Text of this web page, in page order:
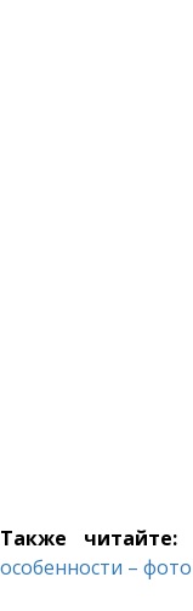
Также читайте:
особенности –